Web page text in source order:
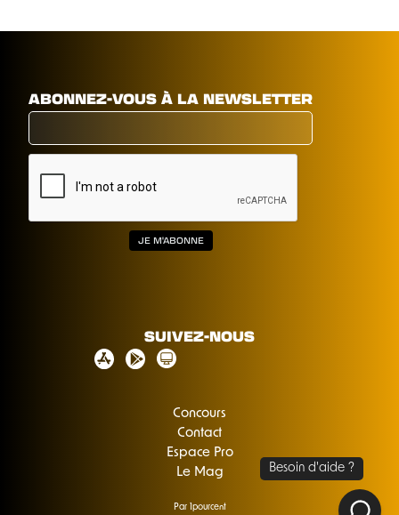
ABONNEZ-VOUS À LA NEWSLETTER
SUIVEZ-NOUS
Concours
Contact
Espace Pro
Le Mag
Par 1pourcent